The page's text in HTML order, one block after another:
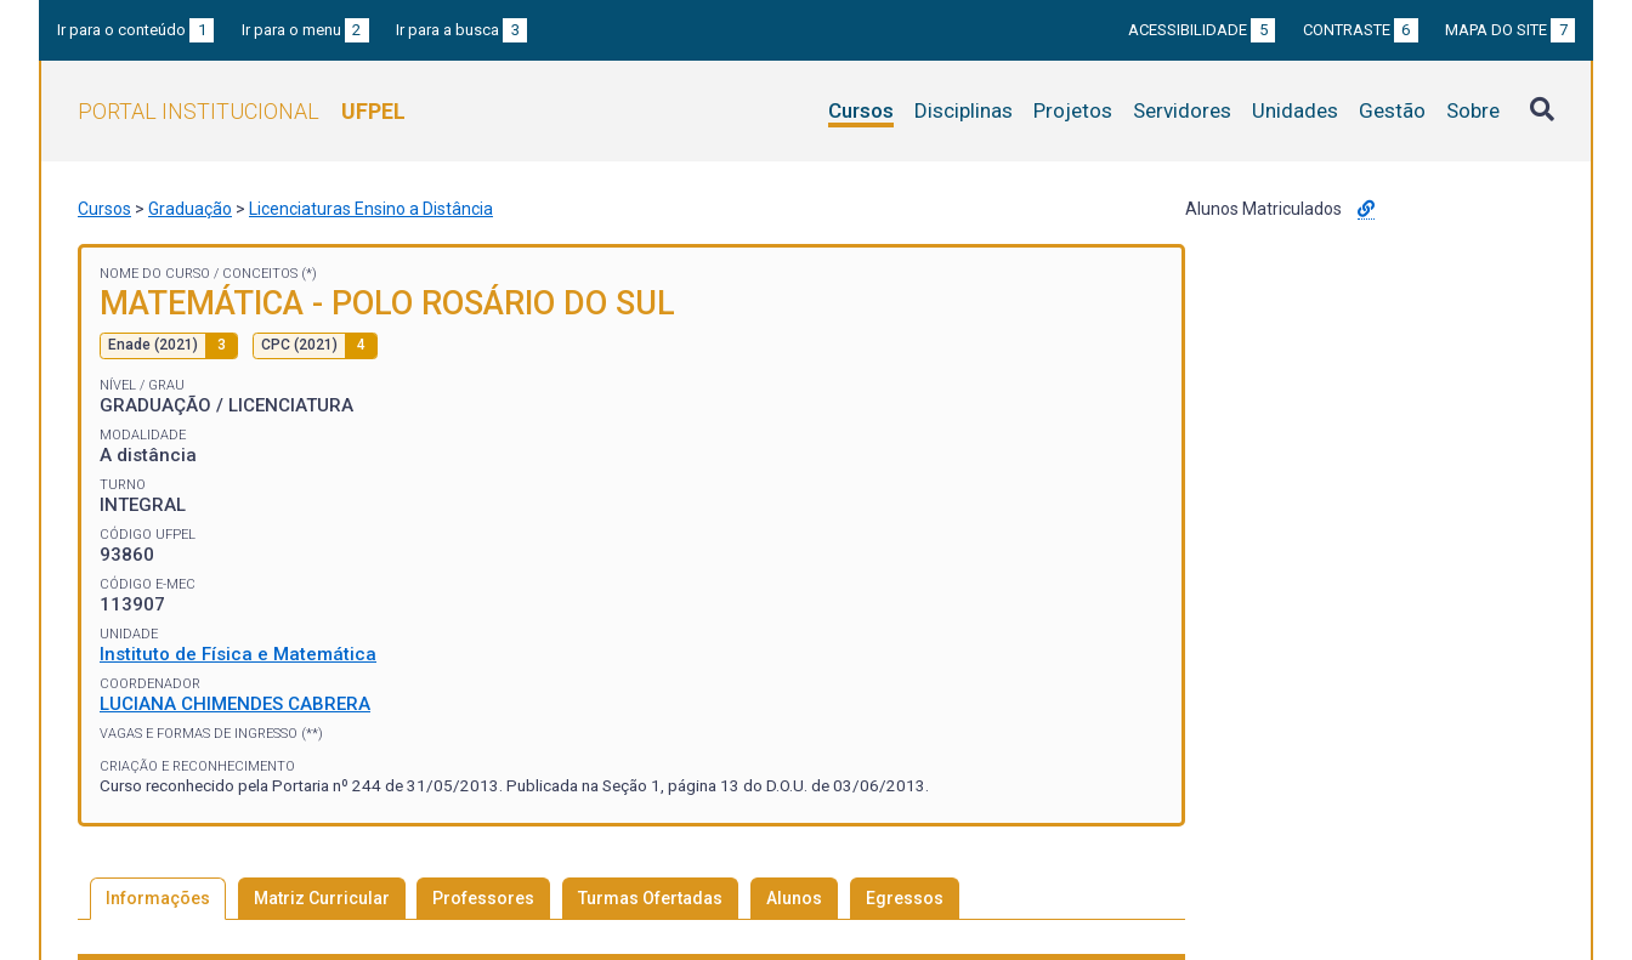
Ir para o conteúdo 1 Ir para o menu 2 Ir para a busca 3 ACESSIBILIDADE 5 CONTRASTE 6 MAPA DO SITE 7
PORTAL INSTITUCIONAL UFPEL Cursos Disciplinas Projetos Servidores Unidades Gestão Sobre
Cursos > Graduação > Licenciaturas Ensino a Distância
NOME DO CURSO / CONCEITOS (*)
MATEMÁTICA - POLO ROSÁRIO DO SUL
Enade (2021) 3 CPC (2021) 4
NÍVEL / GRAU
GRADUAÇÃO / LICENCIATURA
MODALIDADE
A distância
TURNO
INTEGRAL
CÓDIGO UFPEL
93860
CÓDIGO E-MEC
113907
UNIDADE
Instituto de Física e Matemática
COORDENADOR
LUCIANA CHIMENDES CABRERA
VAGAS E FORMAS DE INGRESSO (**)
CRIAÇÃO E RECONHECIMENTO
Curso reconhecido pela Portaria nº 244 de 31/05/2013. Publicada na Seção 1, página 13 do D.O.U. de 03/06/2013.
Informações Matriz Curricular Professores Turmas Ofertadas Alunos Egressos
Alunos Matriculados